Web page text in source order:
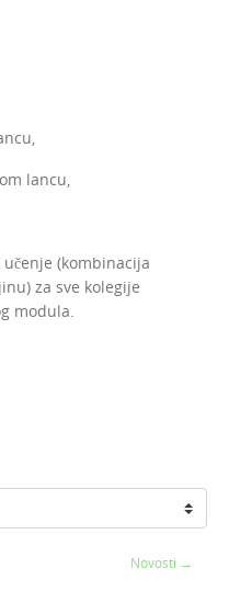
lancu,
(kombinacija
za sve kolegije
modula.
Novosti →